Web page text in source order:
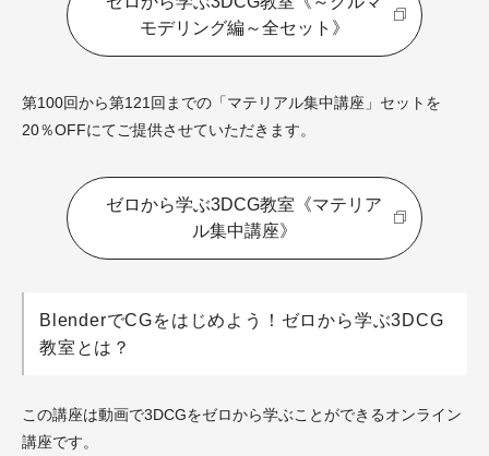
モデリング編～全セット》
第100回から第121回までの「マテリアル集中講座」セットを
20％OFFにてご提供させていただきます。
ゼロから学ぶ3DCG教室《マテリア
ル集中講座》
BlenderでCGをはじめよう！ゼロから学ぶ3DCG
教室とは？
この講座は動画で3DCGをゼロから学ぶことができるオンライン
講座です。